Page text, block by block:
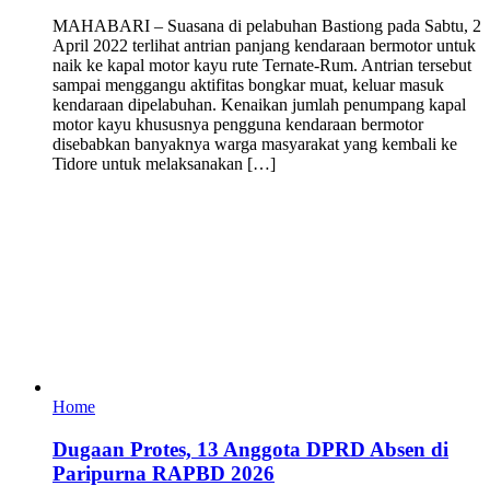
MAHABARI – Suasana di pelabuhan Bastiong pada Sabtu, 2
April 2022 terlihat antrian panjang kendaraan bermotor untuk
naik ke kapal motor kayu rute Ternate-Rum. Antrian tersebut
sampai menggangu aktifitas bongkar muat, keluar masuk
kendaraan dipelabuhan. Kenaikan jumlah penumpang kapal
motor kayu khususnya pengguna kendaraan bermotor
disebabkan banyaknya warga masyarakat yang kembali ke
Tidore untuk melaksanakan […]
Home
Dugaan Protes, 13 Anggota DPRD Absen di
Paripurna RAPBD 2026